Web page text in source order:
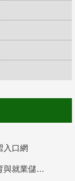
入口網
青年教育與就業儲蓄帳戶